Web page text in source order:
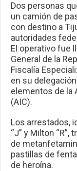
Dos personas
un camión de
con destino a
autoridades
El operativo fue
General de la
Fiscalía
en su
elementos de la
(AIC).
Los arrestados,
“J” y Milton
de
pastillas de
de heroína.